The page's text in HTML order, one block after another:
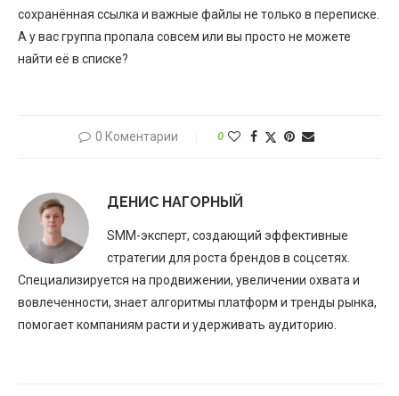
сохранённая ссылка и важные файлы не только в переписке.
А у вас группа пропала совсем или вы просто не можете
найти её в списке?
0 Коментарии 0
ДЕНИС НАГОРНЫЙ
SMM-эксперт, создающий эффективные
стратегии для роста брендов в соцсетях.
Специализируется на продвижении, увеличении охвата и
вовлеченности, знает алгоритмы платформ и тренды рынка,
помогает компаниям расти и удерживать аудиторию.